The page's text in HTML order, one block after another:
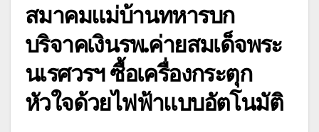
สมาคมแม่บ้านทหารบก
บริจาคเงินรพ.ค่ายสมเด็จพระ
นเรศวรฯ ซื้อเครื่องกระตุก
หัวใจด้วยไฟฟ้าแบบอัตโนมัติ